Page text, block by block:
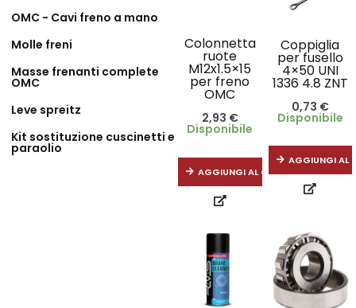
OMC - Cavi freno a mano
Molle freni
Masse frenanti complete
OMC
Leve spreitz
Kit sostituzione cuscinetti e
paraolio
Colonnetta
ruote
M12x1.5×15
per freno
OMC
2,93 €
Disponibile
AGGIUNGI AL CARRELLO
Coppiglia
per fusello
4×50 UNI
1336 4.8 ZNT
0,73 €
Disponibile
AGGIUNGI AL